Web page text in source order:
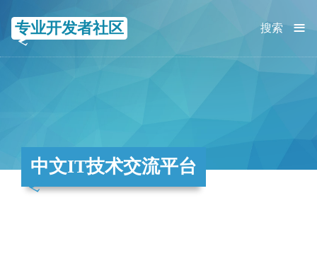
专业开发者社区 ≡
搜索
中文IT技术交流平台